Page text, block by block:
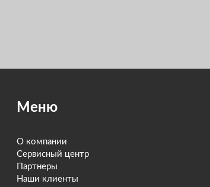
Меню
О компании
Сервисный центр
Партнеры
Наши клиенты